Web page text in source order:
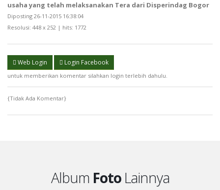
usaha yang telah melaksanakan Tera dari Disperindag Bogor
Diposting 26-11-2015 16:38:04
Resolusi: 448 x 252 | hits: 1772
Web Login Login Facebook
untuk memberikan komentar silahkan login terlebih dahulu.
{Tidak Ada Komentar}
Album FotoLainnya